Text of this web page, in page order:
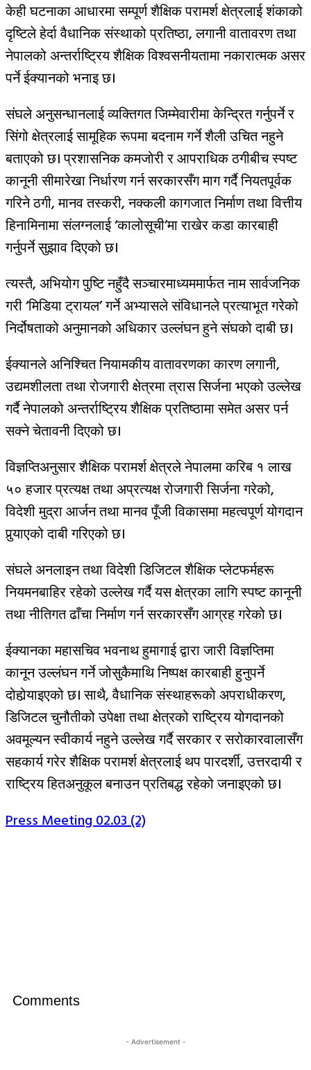
केही घटनाका आधारमा सम्पूर्ण शैक्षिक परामर्श क्षेत्रलाई शंकाको
दृष्टिले हेर्दा वैधानिक संस्थाको प्रतिष्ठा, लगानी वातावरण तथा
नेपालको अन्तर्राष्ट्रिय शैक्षिक विश्वसनीयतामा नकारात्मक असर
पर्ने ईक्यानको भनाइ छ।
संघले अनुसन्धानलाई व्यक्तिगत जिम्मेवारीमा केन्द्रित गर्नुपर्ने र
सिंगो क्षेत्रलाई सामूहिक रूपमा बदनाम गर्ने शैली उचित नहुने
बताएको छ। प्रशासनिक कमजोरी र आपराधिक ठगीबीच स्पष्ट
कानूनी सीमारेखा निर्धारण गर्न सरकारसँग माग गर्दै नियतपूर्वक
गरिने ठगी, मानव तस्करी, नक्कली कागजात निर्माण तथा वित्तीय
हिनामिनामा संलग्नलाई ‘कालोसूची’मा राखेर कडा कारबाही
गर्नुपर्ने सुझाव दिएको छ।
त्यस्तै, अभियोग पुष्टि नहुँदै सञ्चारमाध्यममार्फत नाम सार्वजनिक
गरी ‘मिडिया ट्रायल’ गर्ने अभ्यासले संविधानले प्रत्याभूत गरेको
निर्दोषताको अनुमानको अधिकार उल्लंघन हुने संघको दाबी छ।
ईक्यानले अनिश्चित नियामकीय वातावरणका कारण लगानी,
उद्यमशीलता तथा रोजगारी क्षेत्रमा त्रास सिर्जना भएको उल्लेख
गर्दै नेपालको अन्तर्राष्ट्रिय शैक्षिक प्रतिष्ठामा समेत असर पर्न
सक्ने चेतावनी दिएको छ।
विज्ञप्तिअनुसार शैक्षिक परामर्श क्षेत्रले नेपालमा करिब १ लाख
५० हजार प्रत्यक्ष तथा अप्रत्यक्ष रोजगारी सिर्जना गरेको,
विदेशी मुद्रा आर्जन तथा मानव पूँजी विकासमा महत्वपूर्ण योगदान
पुर्‍याएको दाबी गरिएको छ।
संघले अनलाइन तथा विदेशी डिजिटल शैक्षिक प्लेटफर्महरू
नियमनबाहिर रहेको उल्लेख गर्दै यस क्षेत्रका लागि स्पष्ट कानूनी
तथा नीतिगत ढाँचा निर्माण गर्न सरकारसँग आग्रह गरेको छ।
ईक्यानका महासचिव भवनाथ हुमागाई द्वारा जारी विज्ञप्तिमा
कानून उल्लंघन गर्ने जोसुकैमाथि निष्पक्ष कारबाही हुनुपर्ने
दोहोर्‍याइएको छ। साथै, वैधानिक संस्थाहरूको अपराधीकरण,
डिजिटल चुनौतीको उपेक्षा तथा क्षेत्रको राष्ट्रिय योगदानको
अवमूल्यन स्वीकार्य नहुने उल्लेख गर्दै सरकार र सरोकारवालासँग
सहकार्य गरेर शैक्षिक परामर्श क्षेत्रलाई थप पारदर्शी, उत्तरदायी र
राष्ट्रिय हितअनुकूल बनाउन प्रतिबद्ध रहेको जनाइएको छ।
Press Meeting 02.03 (2)
Comments
- Advertisement -